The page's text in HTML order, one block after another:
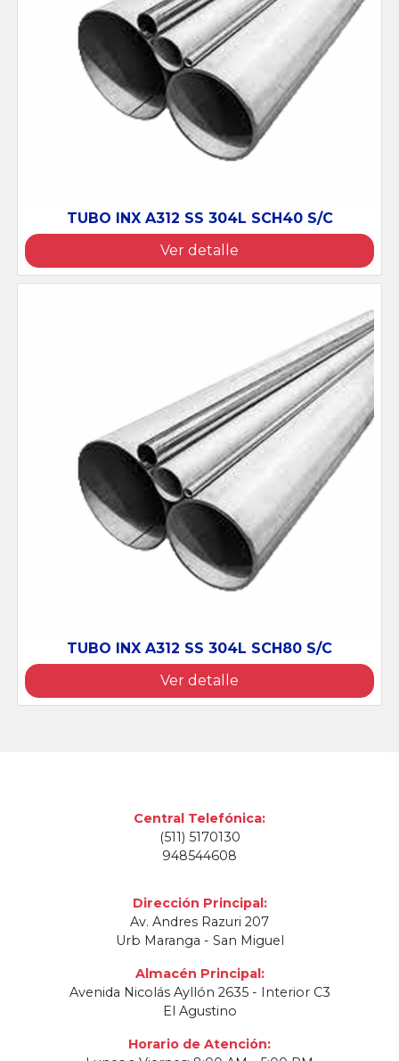
TUBO INX A312 SS 304L SCH40 S/C
Ver detalle
TUBO INX A312 SS 304L SCH80 S/C
Ver detalle
Central Telefónica:
(511) 5170130
948544608
Dirección Principal:
Av. Andres Razuri 207
Urb Maranga - San Miguel
Almacén Principal:
Avenida Nicolás Ayllón 2635 - Interior C3
El Agustino
Horario de Atención: